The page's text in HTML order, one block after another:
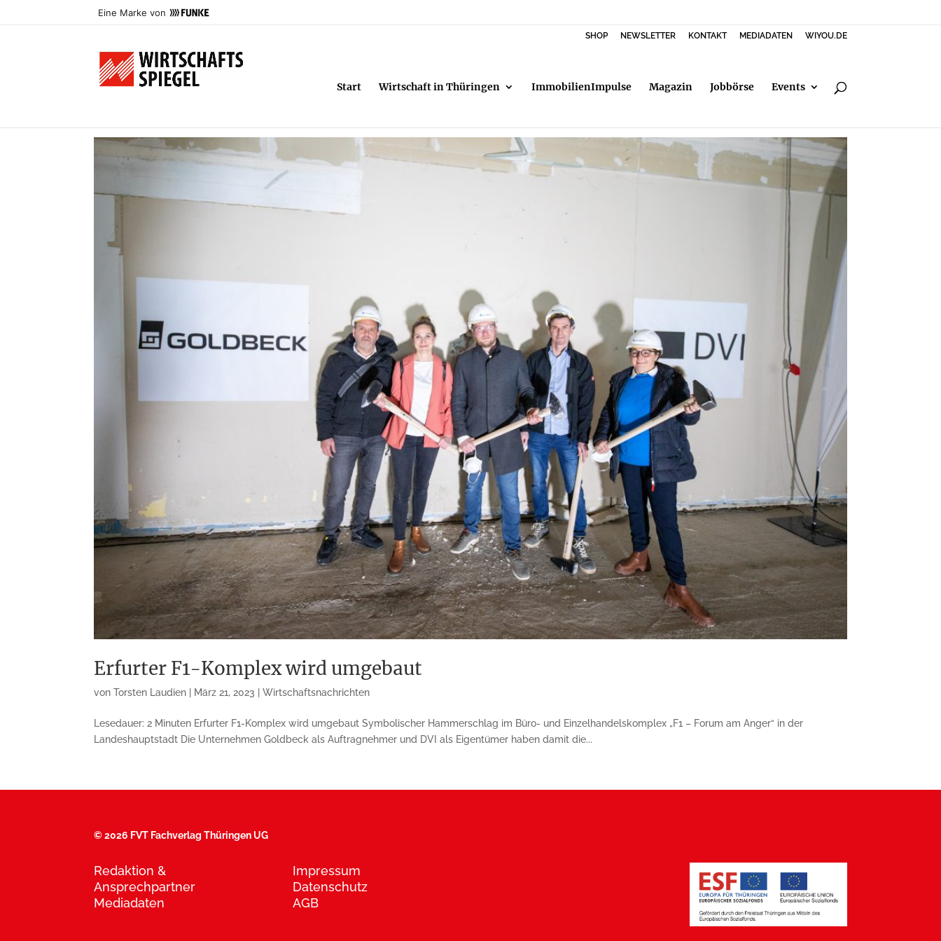
Eine Marke von
SHOP NEWSLETTER KONTAKT MEDIADATEN WIYOU.DE
Start Wirtschaft in Thüringen ImmobilienImpulse Magazin Jobbörse Events
Erfurter F1-Komplex wird umgebaut
vonTorsten Laudien März 21, 2023 |Wirtschaftsnachrichten
Lesedauer: 2 Minuten Erfurter F1-Komplex wird umgebaut Symbolischer Hammerschlag im Büro- und Einzelhandelskomplex „F1 – Forum am Anger“ in der
Landeshauptstadt Die Unternehmen Goldbeck als Auftrag­nehmer und DVI als Eigen­tümer haben damit die...
©2026 FVT Fachverlag Thüringen UG
Redaktion &
Ansprechpartner
Mediadaten
Impressum
Datenschutz
AGB